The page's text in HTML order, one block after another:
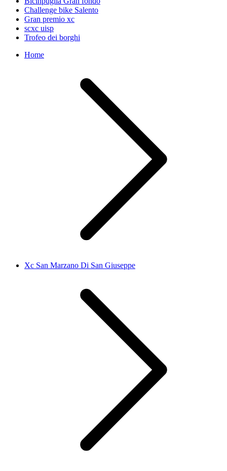
Challenge bike Salento
Gran premio xc
scxc uisp
Trofeo dei borghi
Home
Xc San Marzano Di San Giuseppe